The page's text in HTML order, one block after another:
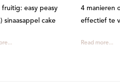
fruitig: easy peasy
sinaasappel cake
4 manieren
effectief te
Read more...